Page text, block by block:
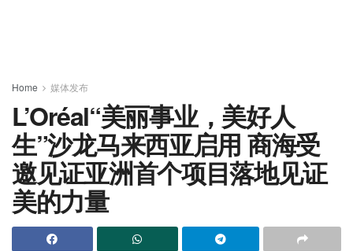
Home 媒体发布
L’Oréal“美丽事业，美好人
生”沙龙马来西亚启用 商海受
邀见证亚洲首个项目落地见证
美的力量